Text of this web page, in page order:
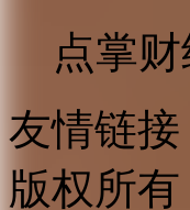
点掌
友情链接
版权所有